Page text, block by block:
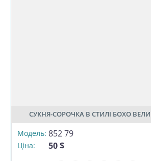
СУКНЯ-СОРОЧКА В СТИЛІ БОХО
Модель: 852 79
Ціна: 50 $
РОЗМІР